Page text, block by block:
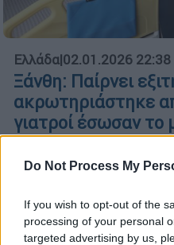
Do Not Process My
If you wish to opt-out of the
processing of your personal
targeted advertising by us,
Ελλάδα|02.01.2026 22:38
Ξάνθη: Παίρνει
ακρωτηριάστηκε
γιατροί έσωσαν το
Οι γιατροί με
και έσωσαν το μάτι
του χέρι